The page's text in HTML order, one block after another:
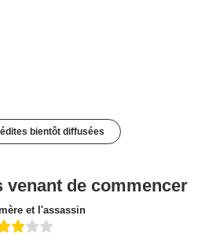
bientôt diffusées
venant de commencer
et l'assassin